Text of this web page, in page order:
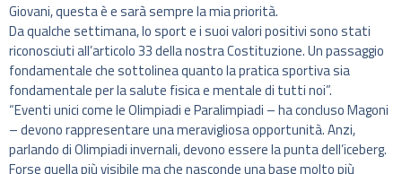
Giovani, questa è e sarà sempre la mia priorità.
Da qualche settimana, lo sport e i suoi valori positivi sono stati
riconosciuti all’articolo 33 della nostra Costituzione. Un passaggio
fondamentale che sottolinea quanto la pratica sportiva sia
fondamentale per la salute fisica e mentale di tutti noi”.
“Eventi unici come le Olimpiadi e Paralimpiadi – ha concluso Magoni
– devono rappresentare una meravigliosa opportunità. Anzi,
parlando di Olimpiadi invernali, devono essere la punta dell’iceberg.
Forse quella più visibile ma che nasconde una base molto più